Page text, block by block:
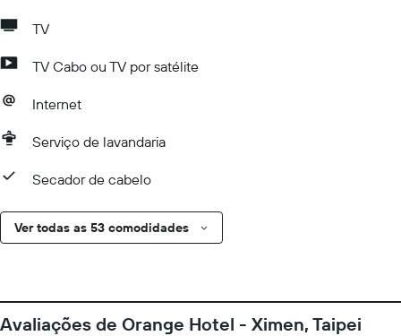
TV
TV Cabo ou TV por satélite
Internet
Serviço de lavandaria
Secador de cabelo
Ver todas as 53 comodidades
Avaliações de Orange Hotel - Ximen, Taipei